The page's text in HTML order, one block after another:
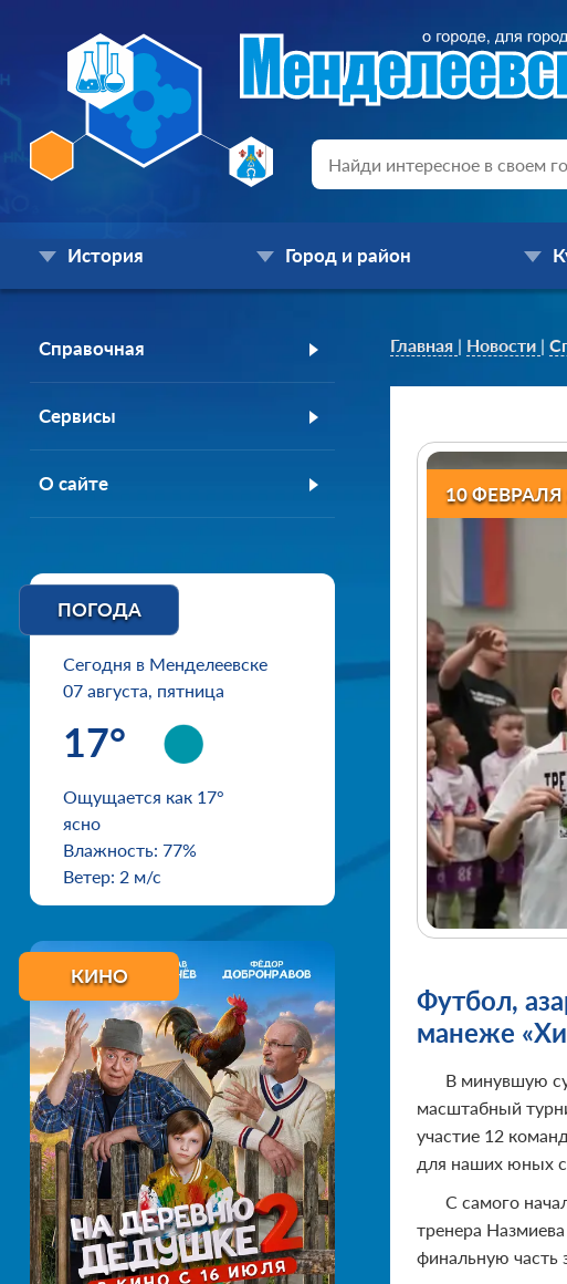
История Город и район
Справочная
Сервисы
О сайте
ПОГОДА
Сегодня в Менделеевске
07 августа, пятница
17°
Ощущается как 17°
ясно
Влажность: 77%
Ветер: 2 м/с
КИНО
Главная | Новости |
10 ФЕВРАЛЯ
Футбол,
манеже
В минувшую
масштабный
участие 12
для наших юных
С самого
тренера
финальную часть